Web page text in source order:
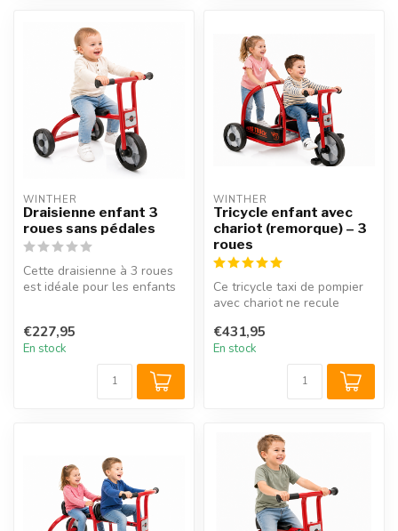
WINTHER
Draisienne enfant 3
roues sans pédales
Cette draisienne à 3 roues
est idéale pour les enfants
€227,95
En stock
WINTHER
Tricycle enfant avec
chariot (remorque) – 3
roues
Ce tricycle taxi de pompier
avec chariot ne recule
êt...
€431,95
En stock